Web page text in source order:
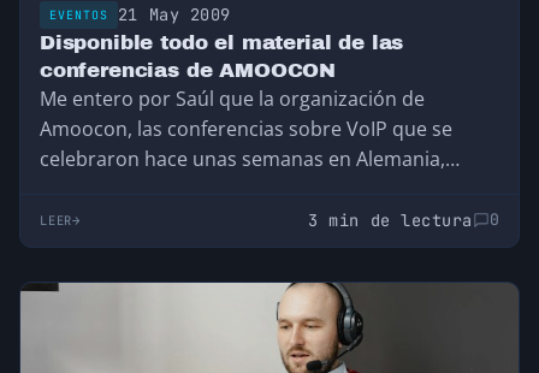
EVENTOS 21 May 2009
Disponible todo el material de las
conferencias de AMOOCON
Me entero por Saúl que la organización de
Amoocon, las conferencias sobre VoIP que se
celebraron hace unas semanas en Alemania,
LEER 3 min de lectura 0